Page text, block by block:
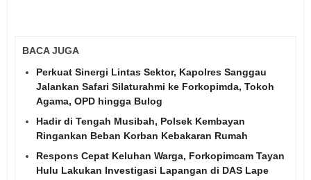
BACA JUGA
Perkuat Sinergi Lintas Sektor, Kapolres Sanggau
Jalankan Safari Silaturahmi ke Forkopimda, Tokoh
Agama, OPD hingga Bulog
Hadir di Tengah Musibah, Polsek Kembayan
Ringankan Beban Korban Kebakaran Rumah
Respons Cepat Keluhan Warga, Forkopimcam Tayan
Hulu Lakukan Investigasi Lapangan di DAS Lape